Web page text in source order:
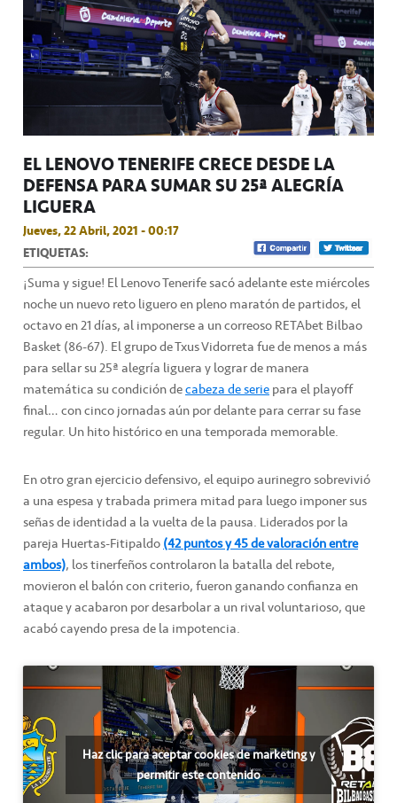
EL LENOVO TENERIFE CRECE DESDE LA
DEFENSA PARA SUMAR SU 25ª ALEGRÍA
LIGUERA
Jueves, 22 Abril, 2021 - 00:17
ETIQUETAS:
¡Suma y sigue! El Lenovo Tenerife sacó adelante este miércoles
noche un nuevo reto liguero en pleno maratón de partidos, el
octavo en 21 días, al imponerse a un correoso RETAbet Bilbao
Basket (86-67). El grupo de Txus Vidorreta fue de menos a más
para sellar su 25ª alegría liguera y lograr de manera
matemática su condición decabeza de seriepara el playoff
final… con cinco jornadas aún por delante para cerrar su fase
regular. Un hito histórico en una temporada memorable.
En otro gran ejercicio defensivo, el equipo aurinegro sobrevivió
a una espesa y trabada primera mitad para luego imponer sus
señas de identidad a la vuelta de la pausa. Liderados por la
pareja Huertas-Fitipaldo(42 puntos y 45 de valoración entre
ambos), los tinerfeños controlaron la batalla del rebote,
movieron el balón con criterio, fueron ganando confianza en
ataque y acabaron por desarbolar a un rival voluntarioso, que
acabó cayendo presa de la impotencia.
Haz clic para aceptar cookies de marketing y
permitir este contenido